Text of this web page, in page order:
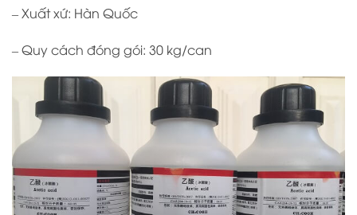
– Xuất xứ: Hàn Quốc
– Quy cách đóng gói: 30 kg/can